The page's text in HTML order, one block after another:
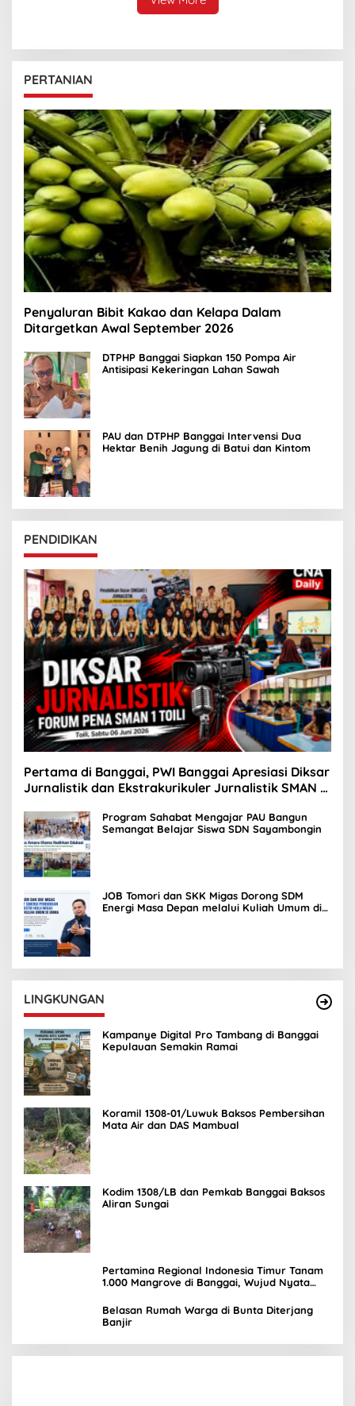
PERTANIAN
Penyaluran Bibit Kakao dan Kelapa Dalam
Ditargetkan Awal September 2026
DTPHP Banggai Siapkan 150 Pompa Air
Antisipasi Kekeringan Lahan Sawah
PAU dan DTPHP Banggai Intervensi Dua
Hektar Benih Jagung di Batui dan Kintom
PENDIDIKAN
Pertama di Banggai, PWI Banggai Apresiasi Diksar
Jurnalistik dan Ekstrakurikuler Jurnalistik SMAN 1
Program Sahabat Mengajar PAU Bangun
Semangat Belajar Siswa SDN Sayambongin
JOB Tomori dan SKK Migas Dorong SDM
Energi Masa Depan melalui Kuliah Umum di
LINGKUNGAN
Kampanye Digital Pro Tambang di Banggai
Kepulauan Semakin Ramai
Koramil 1308-01/Luwuk Baksos Pembersihan
Mata Air dan DAS Mambual
Kodim 1308/LB dan Pemkab Banggai Baksos
Aliran Sungai
Pertamina Regional Indonesia Timur Tanam
1.000 Mangrove di Banggai, Wujud Nyata
Belasan Rumah Warga di Bunta Diterjang
Banjir